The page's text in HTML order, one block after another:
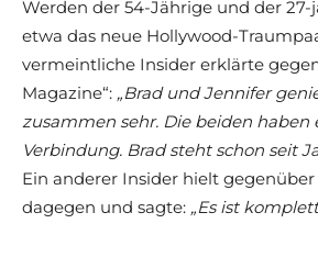
Werden der 54-Jährige und der 27-
etwa das neue Hollywood-
vermeintliche Insider erklärte
Magazine“: „Brad und Jennifer
zusammen sehr. Die beiden haben
Verbindung. Brad steht schon seit
Ein anderer Insider hielt gegenüber
dagegen und sagte: „Es ist